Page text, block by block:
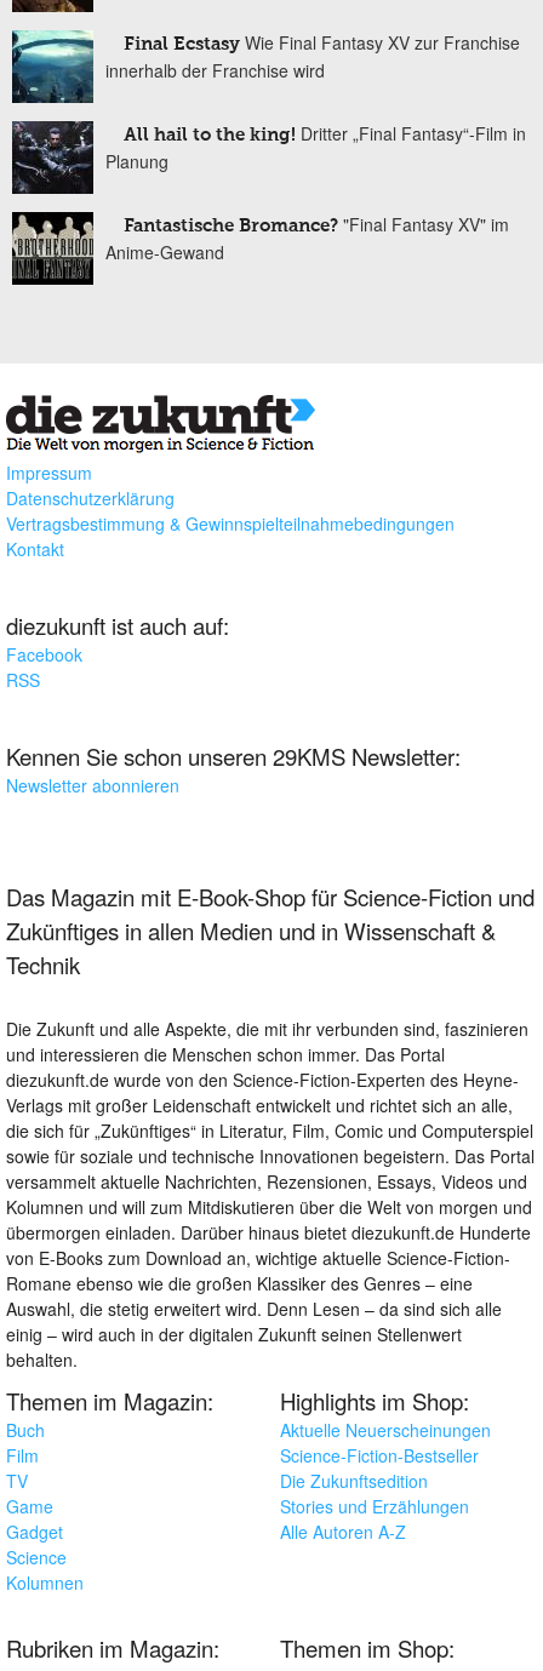
Final Ecstasy Wie Final Fantasy XV zur Franchise
innerhalb der Franchise wird
All hail to the king! Dritter „Final Fantasy“-Film in
Planung
Fantastische Bromance? "Final Fantasy XV" im
Anime-Gewand
Impressum
Datenschutzerklärung
Vertragsbestimmung & Gewinnspielteilnahmebedingungen
Kontakt
diezukunft ist auch auf:
Facebook
RSS
Kennen Sie schon unseren 29KMS Newsletter:
Newsletter abonnieren
Das Magazin mit E-Book-Shop für Science-Fiction und
Zukünftiges in allen Medien und in Wissenschaft &
Technik
Die Zukunft und alle Aspekte, die mit ihr verbunden sind, faszinieren
und interessieren die Menschen schon immer. Das Portal
diezukunft.de wurde von den Science-Fiction-Experten des Heyne-
Verlags mit großer Leidenschaft entwickelt und richtet sich an alle,
die sich für „Zukünftiges“ in Literatur, Film, Comic und Computerspiel
sowie für soziale und technische Innovationen begeistern. Das Portal
versammelt aktuelle Nachrichten, Rezensionen, Essays, Videos und
Kolumnen und will zum Mitdiskutieren über die Welt von morgen und
übermorgen einladen. Darüber hinaus bietet diezukunft.de Hunderte
von E-Books zum Download an, wichtige aktuelle Science-Fiction-
Romane ebenso wie die großen Klassiker des Genres – eine
Auswahl, die stetig erweitert wird. Denn Lesen – da sind sich alle
einig – wird auch in der digitalen Zukunft seinen Stellenwert
behalten.
Themen im Magazin:
Buch
Film
TV
Game
Gadget
Science
Kolumnen
Highlights im Shop:
Aktuelle Neuerscheinungen
Science-Fiction-Bestseller
Die Zukunftsedition
Stories und Erzählungen
Alle Autoren A-Z
Rubriken im Magazin: Themen im Shop: